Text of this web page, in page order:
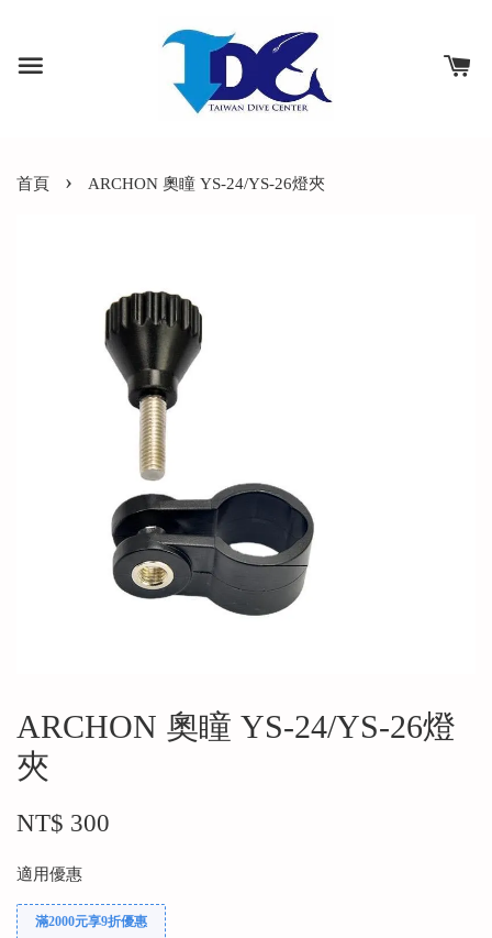
首頁 › ARCHON 奧瞳 YS-24/YS-26燈夾
ARCHON 奧瞳 YS-24/YS-26燈
夾
NT$ 300
適用優惠
滿2000元享9折優惠